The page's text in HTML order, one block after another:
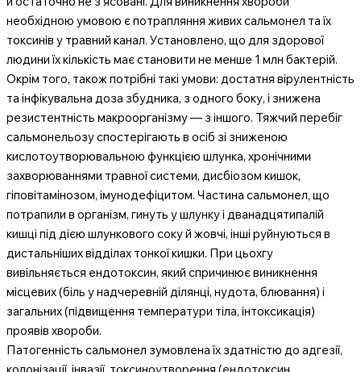
необхідною умовою є потрапляння живих сальмонел та їх
токсинів у травний канал. Установлено, що для здорової
людини їх кількість має становити не менше 1 млн бактерій.
Окрім того, також потрібні такі умови: достатня вірулентність
та інфікувальна доза збудника, з одного боку, і знижена
резистентність макроорганізму — з іншого. Тяжчий перебіг
сальмонельозу спостерігають в осіб зі зниженою
кислотоутворювальною функцією шлунка, хронічними
захворюваннями травної системи, дисбіозом кишок,
гіповітамінозом, імунодефіцитом. Частина сальмонел, що
потрапили в організм, гинуть у шлунку і дванадцятипалій
кишці під дією шлункового соку й жовчі, інші руйнуються в
дистальніших відділах тонкої кишки. При цьохгу
вивільняється ендотоксин, який спричинює виникнення
місцевих (біль у надчеревній ділянці, нудота, блювання) і
загальних (підвищення температури тіла, інтоксикація)
проявів хвороби.
Патогенність сальмонел зумовлена їх здатністю до адгезії,